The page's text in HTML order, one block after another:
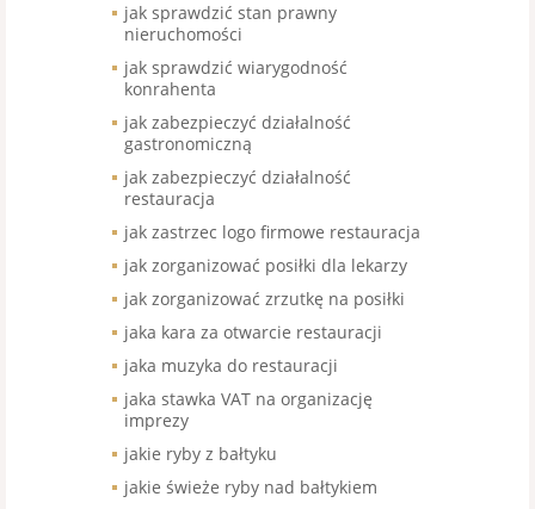
jak sprawdzić stan prawny
nieruchomości
jak sprawdzić wiarygodność
konrahenta
jak zabezpieczyć działalność
gastronomiczną
jak zabezpieczyć działalność
restauracja
jak zastrzec logo firmowe restauracja
jak zorganizować posiłki dla lekarzy
jak zorganizować zrzutkę na posiłki
jaka kara za otwarcie restauracji
jaka muzyka do restauracji
jaka stawka VAT na organizację
imprezy
jakie ryby z bałtyku
jakie świeże ryby nad bałtykiem